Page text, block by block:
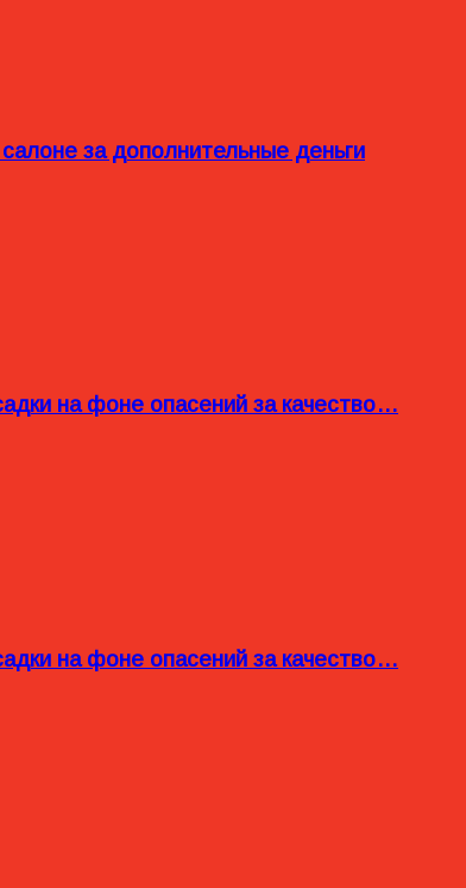
за дополнительные деньги
на фоне опасений за качество…
на фоне опасений за качество…